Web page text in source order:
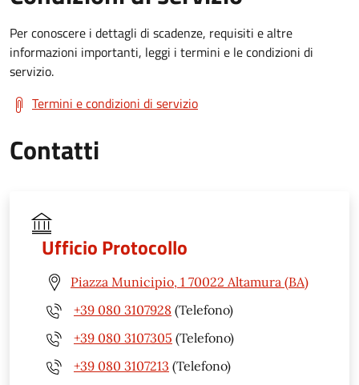
Per conoscere i dettagli di scadenze, requisiti e altre
informazioni importanti, leggi i termini e le condizioni di
servizio.
Termini e condizioni di servizio
Contatti
Ufficio Protocollo
Piazza Municipio, 1 70022 Altamura (BA)
+39 080 3107928 (Telefono)
+39 080 3107305 (Telefono)
+39 080 3107213 (Telefono)